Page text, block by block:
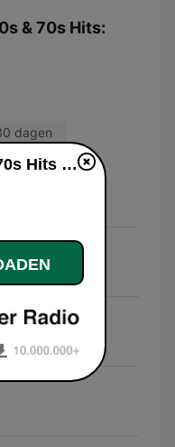
& 70s Hits:
dagen
Radio 10 - 60s & 70s Hits live luisteren